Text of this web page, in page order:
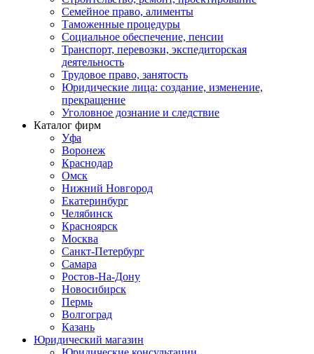
Семейное право, алименты
Таможенные процедуры
Социальное обеспечение, пенсии
Транспорт, перевозки, экспедиторская
деятельность
Трудовое право, занятость
Юридические лица: создание, изменение,
прекращение
Уголовное дознание и следствие
Каталог фирм
Уфа
Воронеж
Краснодар
Омск
Нижний Новгород
Екатеринбург
Челябинск
Красноярск
Москва
Санкт-Петербург
Самара
Ростов-На-Дону
Новосибирск
Пермь
Волгоград
Казань
Юридический магазин